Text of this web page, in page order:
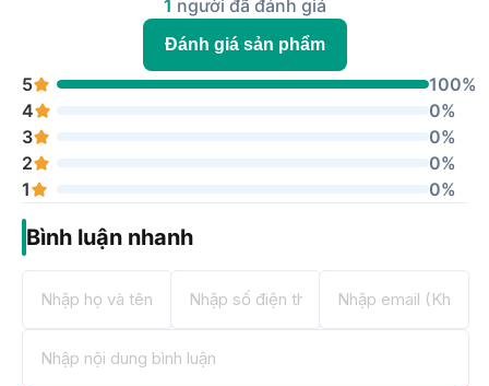
1 người đã đánh giá
Đánh giá sản phẩm
5
100%
4
0%
3
0%
2
0%
1
0%
Bình luận nhanh